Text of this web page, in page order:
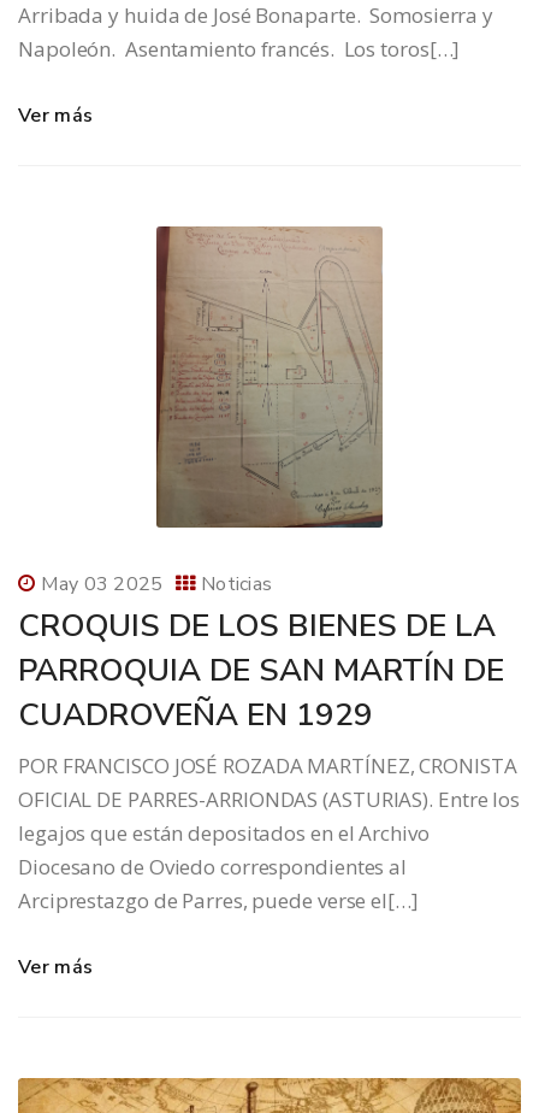
Arribada y huida de José Bonaparte. Somosierra y
Napoleón. Asentamiento francés. Los toros[…]
Ver más
May 03 2025 Noticias
CROQUIS DE LOS BIENES DE LA
PARROQUIA DE SAN MARTÍN DE
CUADROVEÑA EN 1929
POR FRANCISCO JOSÉ ROZADA MARTÍNEZ, CRONISTA
OFICIAL DE PARRES-ARRIONDAS (ASTURIAS). Entre los
legajos que están depositados en el Archivo
Diocesano de Oviedo correspondientes al
Arciprestazgo de Parres, puede verse el[…]
Ver más